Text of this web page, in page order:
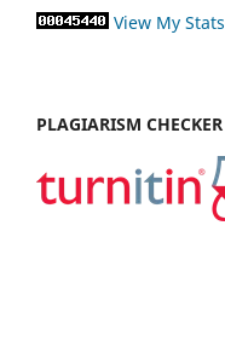
View My Stats
PLAGIARISM CHECKER